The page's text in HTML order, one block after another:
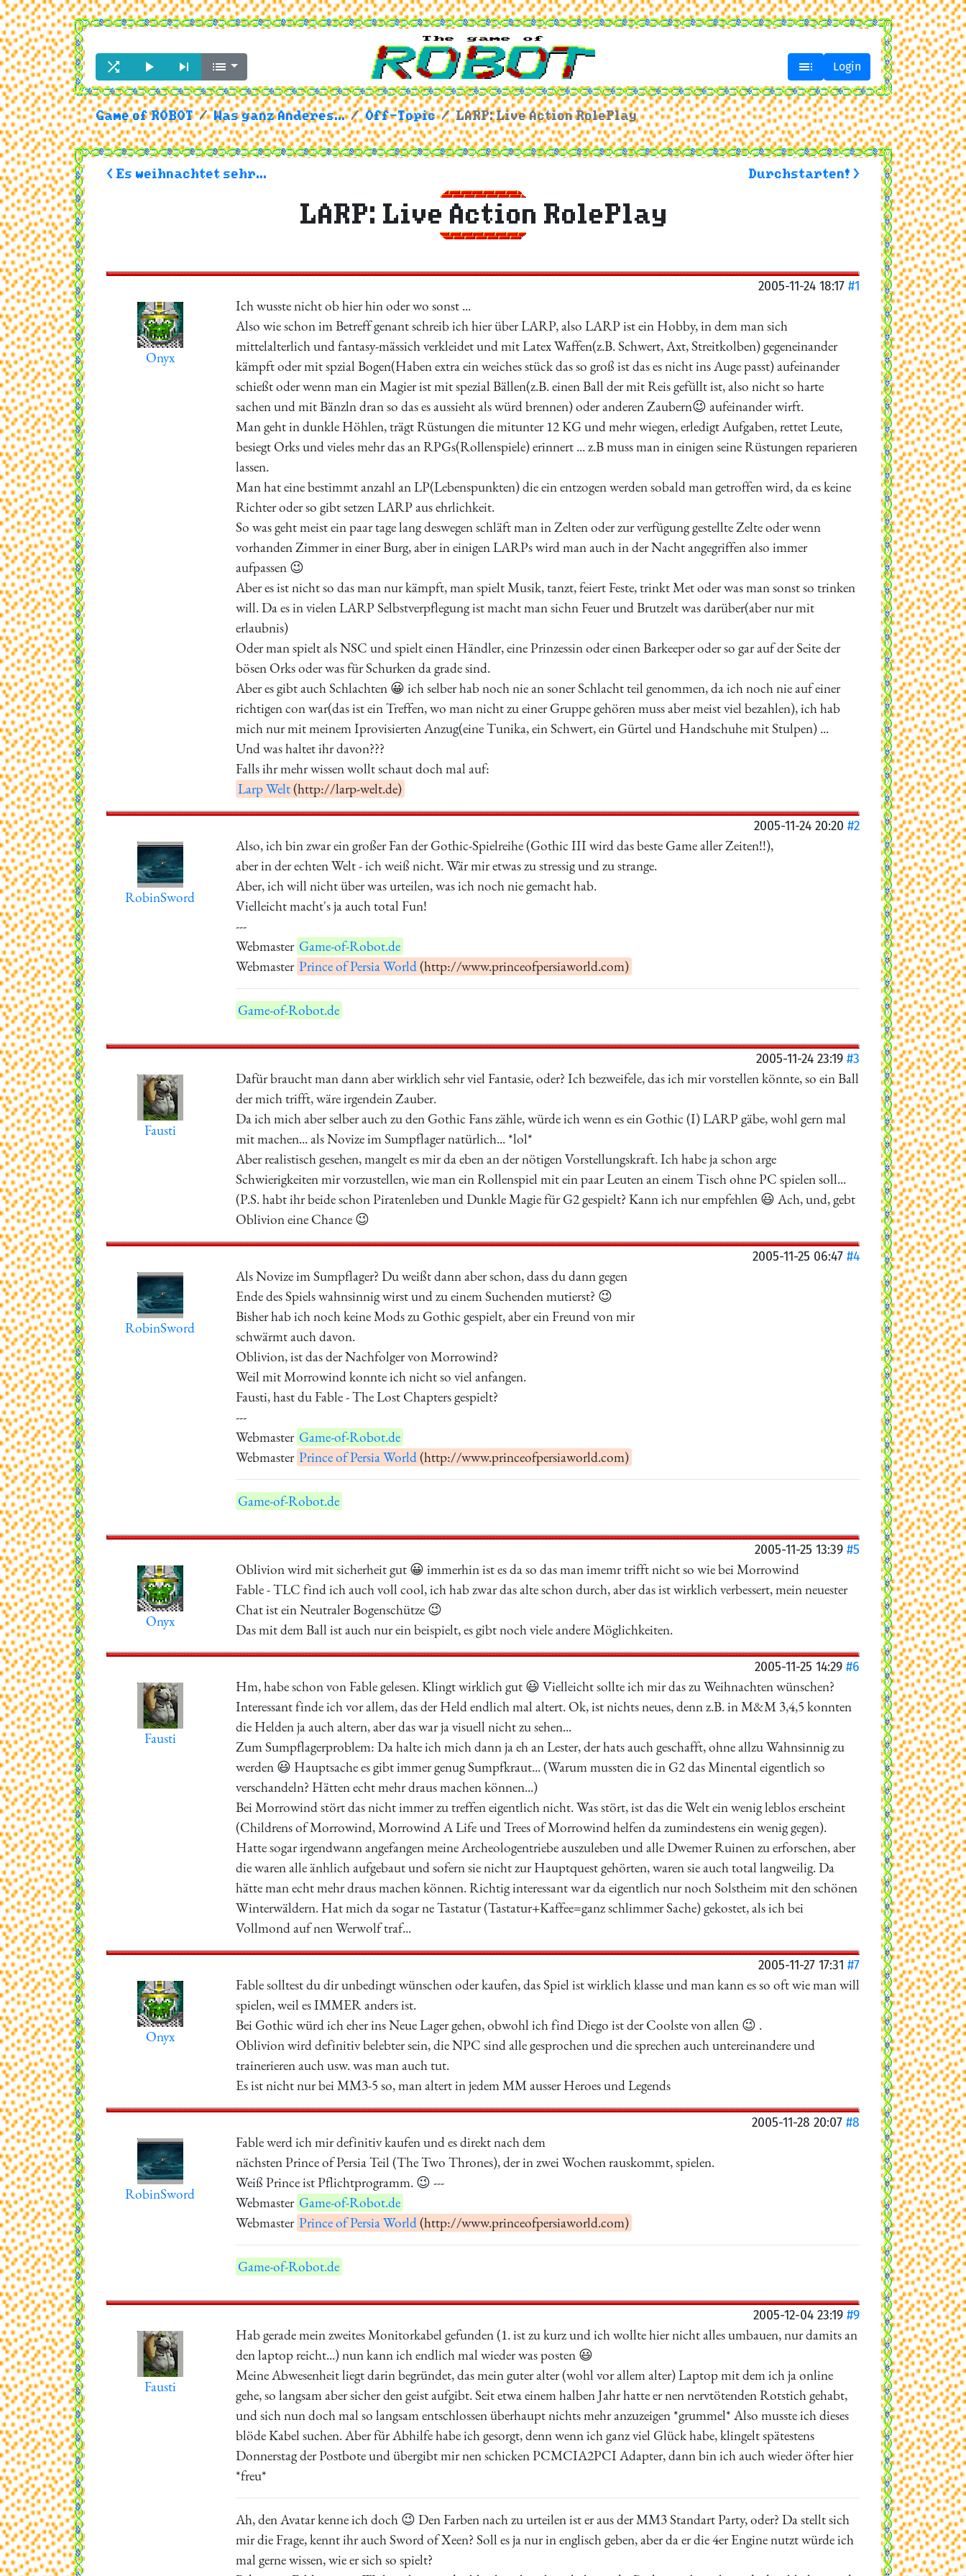
     Login
Game of ROBOT Was ganz Anderes... Off-Topic LARP: Live Action RolePlay
< Es weihnachtet sehr... Durchstarten! >
LARP: Live Action RolePlay
2005-11-24 18:17 #1
Onyx
Ich wusste nicht ob hier hin oder wo sonst ...
Also wie schon im Betreff genant schreib ich hier über LARP, also LARP ist ein Hobby, in dem man sich
mittelalterlich und fantasy-mässich verkleidet und mit Latex Waffen(z.B. Schwert, Axt, Streitkolben) gegeneinander
kämpft oder mit spzial Bogen(Haben extra ein weiches stück das so groß ist das es nicht ins Auge passt) aufeinander
schießt oder wenn man ein Magier ist mit spezial Bällen(z.B. einen Ball der mit Reis gefüllt ist, also nicht so harte
sachen und mit Bänzln dran so das es aussieht als würd brennen) oder anderen Zaubern😉 aufeinander wirft.
Man geht in dunkle Höhlen, trägt Rüstungen die mitunter 12 KG und mehr wiegen, erledigt Aufgaben, rettet Leute,
besiegt Orks und vieles mehr das an RPGs(Rollenspiele) erinnert ... z.B muss man in einigen seine Rüstungen reparieren
lassen.
Man hat eine bestimmt anzahl an LP(Lebenspunkten) die ein entzogen werden sobald man getroffen wird, da es keine
Richter oder so gibt setzen LARP aus ehrlichkeit.
So was geht meist ein paar tage lang deswegen schläft man in Zelten oder zur verfügung gestellte Zelte oder wenn
vorhanden Zimmer in einer Burg, aber in einigen LARPs wird man auch in der Nacht angegriffen also immer
aufpassen 😉
Aber es ist nicht so das man nur kämpft, man spielt Musik, tanzt, feiert Feste, trinkt Met oder was man sonst so trinken
will. Da es in vielen LARP Selbstverpflegung ist macht man sichn Feuer und Brutzelt was darüber(aber nur mit
erlaubnis)
Oder man spielt als NSC und spielt einen Händler, eine Prinzessin oder einen Barkeeper oder so gar auf der Seite der
bösen Orks oder was für Schurken da grade sind.
Aber es gibt auch Schlachten 😀 ich selber hab noch nie an soner Schlacht teil genommen, da ich noch nie auf einer
richtigen con war(das ist ein Treffen, wo man nicht zu einer Gruppe gehören muss aber meist viel bezahlen), ich hab
mich nur mit meinem Iprovisierten Anzug(eine Tunika, ein Schwert, ein Gürtel und Handschuhe mit Stulpen) ...
Und was haltet ihr davon???
Falls ihr mehr wissen wollt schaut doch mal auf:
Larp Welt(http://larp-welt.de)
2005-11-24 20:20 #2
RobinSword
Also, ich bin zwar ein großer Fan der Gothic-Spielreihe (Gothic III wird das beste Game aller Zeiten!!),
aber in der echten Welt - ich weiß nicht. Wär mir etwas zu stressig und zu strange.
Aber, ich will nicht über was urteilen, was ich noch nie gemacht hab.
Vielleicht macht's ja auch total Fun!
---
Webmaster Game-of-Robot.de
Webmaster Prince of Persia World(http://www.princeofpersiaworld.com)
Game-of-Robot.de
2005-11-24 23:19 #3
Fausti
Dafür braucht man dann aber wirklich sehr viel Fantasie, oder? Ich bezweifele, das ich mir vorstellen könnte, so ein Ball
der mich trifft, wäre irgendein Zauber.
Da ich mich aber selber auch zu den Gothic Fans zähle, würde ich wenn es ein Gothic (I) LARP gäbe, wohl gern mal
mit machen... als Novize im Sumpflager natürlich... *lol*
Aber realistisch gesehen, mangelt es mir da eben an der nötigen Vorstellungskraft. Ich habe ja schon arge
Schwierigkeiten mir vorzustellen, wie man ein Rollenspiel mit ein paar Leuten an einem Tisch ohne PC spielen soll...
(P.S. habt ihr beide schon Piratenleben und Dunkle Magie für G2 gespielt? Kann ich nur empfehlen 😃 Ach, und, gebt
Oblivion eine Chance 😉
2005-11-25 06:47 #4
RobinSword
Als Novize im Sumpflager? Du weißt dann aber schon, dass du dann gegen
Ende des Spiels wahnsinnig wirst und zu einem Suchenden mutierst? 😉
Bisher hab ich noch keine Mods zu Gothic gespielt, aber ein Freund von mir
schwärmt auch davon.
Oblivion, ist das der Nachfolger von Morrowind?
Weil mit Morrowind konnte ich nicht so viel anfangen.
Fausti, hast du Fable - The Lost Chapters gespielt?
---
Webmaster Game-of-Robot.de
Webmaster Prince of Persia World(http://www.princeofpersiaworld.com)
Game-of-Robot.de
2005-11-25 13:39 #5
Onyx
Oblivion wird mit sicherheit gut 😀 immerhin ist es da so das man imemr trifft nicht so wie bei Morrowind
Fable - TLC find ich auch voll cool, ich hab zwar das alte schon durch, aber das ist wirklich verbessert, mein neuester
Chat ist ein Neutraler Bogenschütze 😉
Das mit dem Ball ist auch nur ein beispielt, es gibt noch viele andere Möglichkeiten.
2005-11-25 14:29 #6
Fausti
Hm, habe schon von Fable gelesen. Klingt wirklich gut 😃 Vielleicht sollte ich mir das zu Weihnachten wünschen?
Interessant finde ich vor allem, das der Held endlich mal altert. Ok, ist nichts neues, denn z.B. in M&M 3,4,5 konnten
die Helden ja auch altern, aber das war ja visuell nicht zu sehen...
Zum Sumpflagerproblem: Da halte ich mich dann ja eh an Lester, der hats auch geschafft, ohne allzu Wahnsinnig zu
werden 😃 Hauptsache es gibt immer genug Sumpfkraut... (Warum mussten die in G2 das Minental eigentlich so
verschandeln? Hätten echt mehr draus machen können...)
Bei Morrowind stört das nicht immer zu treffen eigentlich nicht. Was stört, ist das die Welt ein wenig leblos erscheint
(Childrens of Morrowind, Morrowind A Life und Trees of Morrowind helfen da zumindestens ein wenig gegen).
Hatte sogar irgendwann angefangen meine Archeologentriebe auszuleben und alle Dwemer Ruinen zu erforschen, aber
die waren alle änhlich aufgebaut und sofern sie nicht zur Hauptquest gehörten, waren sie auch total langweilig. Da
hätte man echt mehr draus machen können. Richtig interessant war da eigentlich nur noch Solstheim mit den schönen
Winterwäldern. Hat mich da sogar ne Tastatur (Tastatur+Kaffee=ganz schlimmer Sache) gekostet, als ich bei
Vollmond auf nen Werwolf traf...
2005-11-27 17:31 #7
Onyx
Fable solltest du dir unbedingt wünschen oder kaufen, das Spiel ist wirklich klasse und man kann es so oft wie man will
spielen, weil es IMMER anders ist.
Bei Gothic würd ich eher ins Neue Lager gehen, obwohl ich find Diego ist der Coolste von allen 😉 .
Oblivion wird definitiv belebter sein, die NPC sind alle gesprochen und die sprechen auch untereinandere und
trainerieren auch usw. was man auch tut.
Es ist nicht nur bei MM3-5 so, man altert in jedem MM ausser Heroes und Legends
2005-11-28 20:07 #8
RobinSword
Fable werd ich mir definitiv kaufen und es direkt nach dem
nächsten Prince of Persia Teil (The Two Thrones), der in zwei Wochen rauskommt, spielen.
Weiß Prince ist Pflichtprogramm. 😉 ---
Webmaster Game-of-Robot.de
Webmaster Prince of Persia World(http://www.princeofpersiaworld.com)
Game-of-Robot.de
2005-12-04 23:19 #9
Fausti
Hab gerade mein zweites Monitorkabel gefunden (1. ist zu kurz und ich wollte hier nicht alles umbauen, nur damits an
den laptop reicht...) nun kann ich endlich mal wieder was posten 😃
Meine Abwesenheit liegt darin begründet, das mein guter alter (wohl vor allem alter) Laptop mit dem ich ja online
gehe, so langsam aber sicher den geist aufgibt. Seit etwa einem halben Jahr hatte er nen nervtötenden Rotstich gehabt,
und sich nun doch mal so langsam entschlossen überhaupt nichts mehr anzuzeigen *grummel* Also musste ich dieses
blöde Kabel suchen. Aber für Abhilfe habe ich gesorgt, denn wenn ich ganz viel Glück habe, klingelt spätestens
Donnerstag der Postbote und übergibt mir nen schicken PCMCIA2PCI Adapter, dann bin ich auch wieder öfter hier
*freu*
Ah, den Avatar kenne ich doch 😉 Den Farben nach zu urteilen ist er aus der MM3 Standart Party, oder? Da stellt sich
mir die Frage, kennt ihr auch Sword of Xeen? Soll es ja nur in englisch geben, aber da er die 4er Engine nutzt würde ich
mal gerne wissen, wie er sich so spielt?